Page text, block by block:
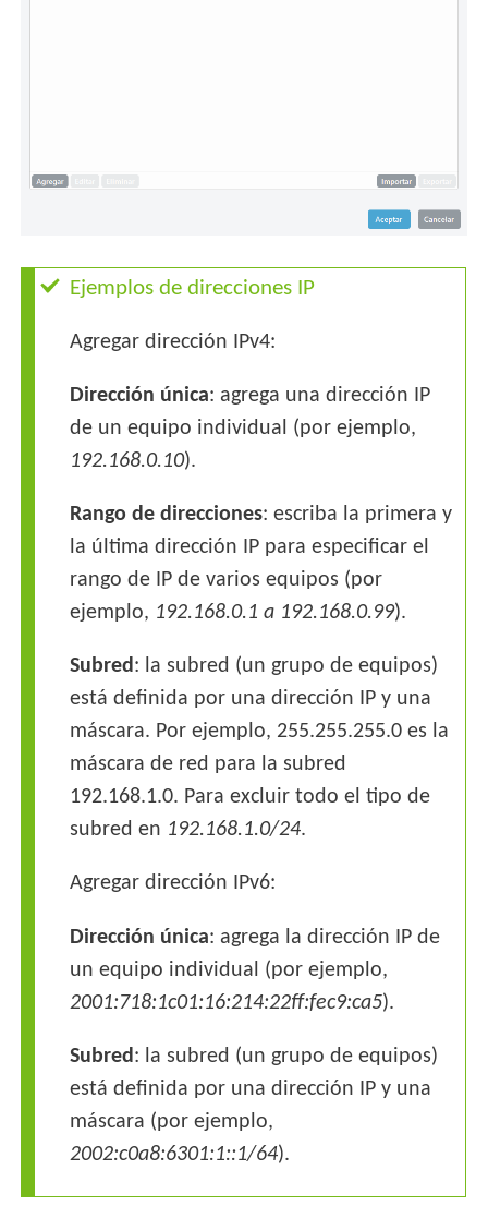
Ejemplos de direcciones IP
Agregar dirección IPv4:
Dirección única: agrega una dirección IP
de un equipo individual (por ejemplo,
192.168.0.10).
Rango de direcciones: escriba la primera y
la última dirección IP para especificar el
rango de IP de varios equipos (por
ejemplo, 192.168.0.1 a 192.168.0.99).
Subred: la subred (un grupo de equipos)
está definida por una dirección IP y una
máscara. Por ejemplo, 255.255.255.0 es la
máscara de red para la subred
192.168.1.0. Para excluir todo el tipo de
subred en 192.168.1.0/24.
Agregar dirección IPv6:
Dirección única: agrega la dirección IP de
un equipo individual (por ejemplo,
2001:718:1c01:16:214:22ff:fec9:ca5).
Subred : la subred (un grupo de equipos)
está definida por una dirección IP y una
máscara (por ejemplo,
2002:c0a8:6301:1::1/64).